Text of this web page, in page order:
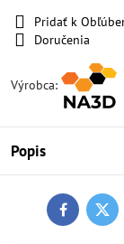
Pridať k
Doručenia
Výrobca:
Popis
Facebook